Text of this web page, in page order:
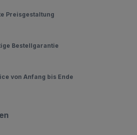
Preisgestaltung
Bestellgarantie
von Anfang bis Ende